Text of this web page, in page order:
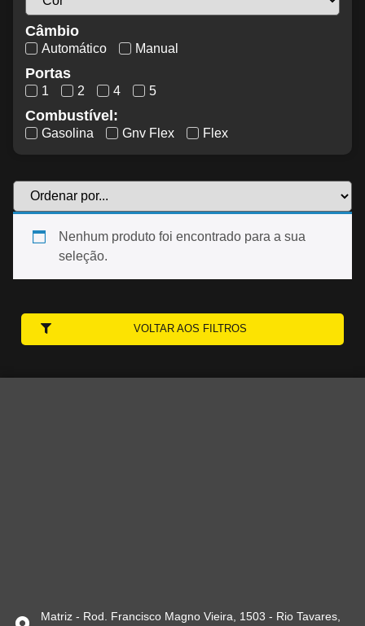
Câmbio
Automático Manual
Portas
1 2 4 5
Combustível:
Gasolina Gnv Flex Flex
Nenhum produto foi encontrado para a sua
seleção.
VOLTAR AOS FILTROS
Matriz - Rod. Francisco Magno Vieira, 1503 - Rio Tavares,